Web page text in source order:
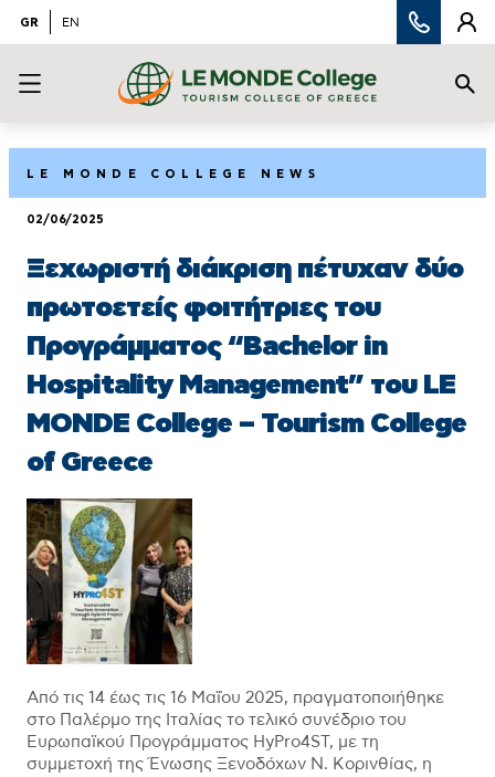
GR EN
LE MONDE COLLEGE NEWS
02/06/2025
Ξεχωριστή διάκριση πέτυχαν δύο
πρωτοετείς φοιτήτριες του
Προγράμματος “Bachelor in
Hospitality Management” του LE
MONDE College – Tourism College
of Greece
Από τις 14 έως τις 16 Μαΐου 2025, πραγματοποιήθηκε
στο Παλέρμο της Ιταλίας το τελικό συνέδριο του
Ευρωπαϊκού Προγράμματος HyPro4ST, με τη
συμμετοχή της Ένωσης Ξενοδόχων Ν. Κορινθίας, η